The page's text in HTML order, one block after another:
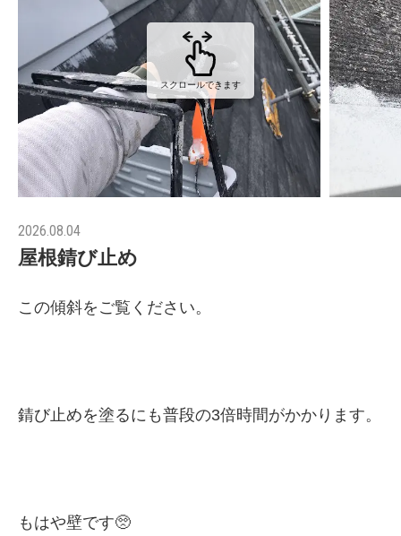
スクロールできます
2026.08.04
屋根錆び止め
この傾斜をご覧ください。
錆び止めを塗るにも普段の3倍時間がかかります。
もはや壁です🥺